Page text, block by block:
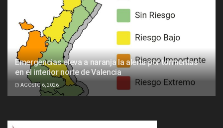
Emergencias eleva a naranja la alerta por tormentas
en el interior norte de Valencia
AGOSTO 6, 2026